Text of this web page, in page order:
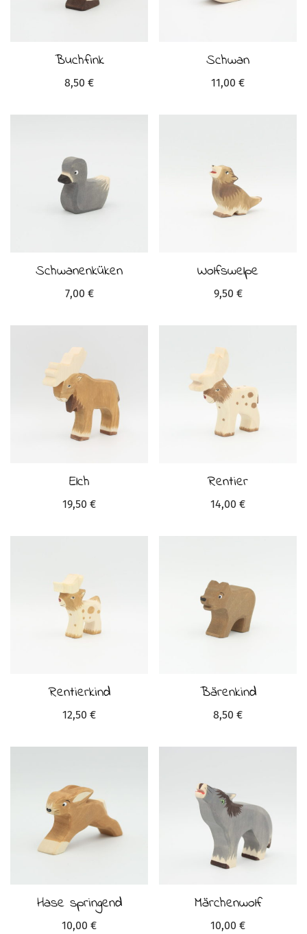
Buchfink
8,50 €
Schwan
11,00 €
Schwanenküken
7,00 €
Wolfswelpe
9,50 €
Elch
19,50 €
Rentier
14,00 €
Rentierkind
12,50 €
Bärenkind
8,50 €
Hase springend
10,00 €
Märchenwolf
10,00 €